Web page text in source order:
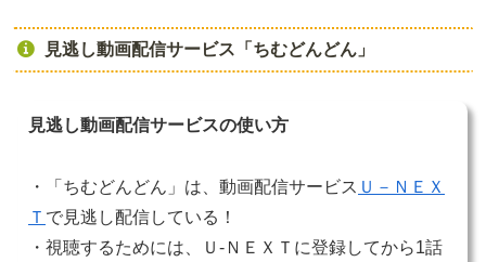
見逃し動画配信サービス「ちむどんどん」
見逃し動画配信サービスの使い方
・「ちむどんどん」は、動画配信サービス Ｕ－ＮＥＸ
Ｔ で見逃し配信している！
・視聴するためには、Ｕ-ＮＥＸＴに登録してから1話